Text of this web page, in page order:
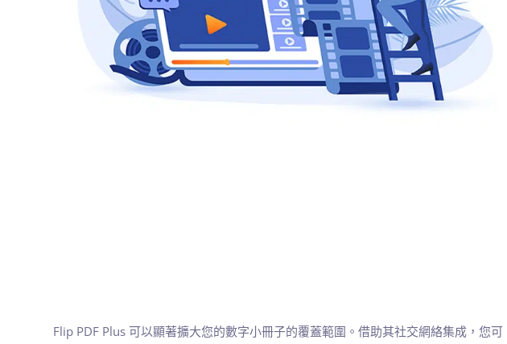
Flip PDF Plus 可以顯著擴大您的數字小冊子的覆蓋範圍。借助其社交網絡集成，您可